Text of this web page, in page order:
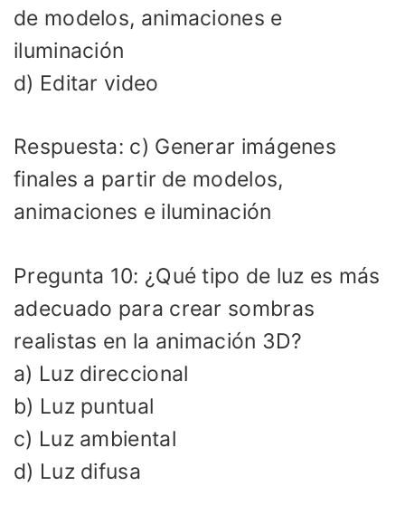
de modelos, animaciones e
iluminación
d) Editar video
Respuesta: c) Generar imágenes
finales a partir de modelos,
animaciones e iluminación
Pregunta 10: ¿Qué tipo de luz es más
adecuado para crear sombras
realistas en la animación 3D?
a) Luz direccional
b) Luz puntual
c) Luz ambiental
d) Luz difusa